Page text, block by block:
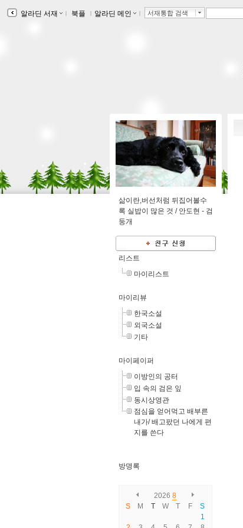
알라딘 서재 ｌ 북플 ｌ 알라딘 메인 ｌ 서재통합 검색
삶이란,버선처럼 뒤집어볼수
록 실밥이 많은 것 / 안도현 - 검
둥개
리스트
마이리스트
마이리뷰
한국소설
외국소설
기타
마이페이퍼
이방인의 공터
입 속의 검은 잎
동시상영관
점심을 얻어먹고 배부른
내가/ 배고팠던 나에게 편
지를 쓴다
방명록
2026 8
S
M T W T F
S
1